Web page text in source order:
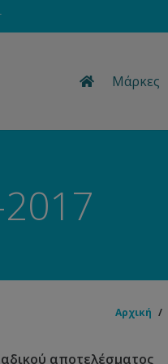
Μάρκες
Αρχική /
αποτελέσματος